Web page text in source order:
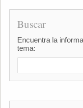
Buscar
Encuentra la
tema: